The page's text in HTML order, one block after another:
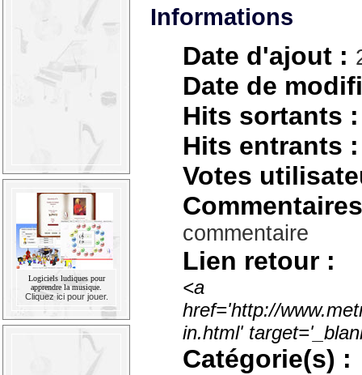
Logiciels ludiques pour
apprendre la musique.
Cliquez ici pour jouer.
Informations
Date d'ajout :
Date de
Hits sortants :
Hits entrants :
Votes
commentaire
Lien retour :
<a
href='http://
in.html'
Catégorie(s) :